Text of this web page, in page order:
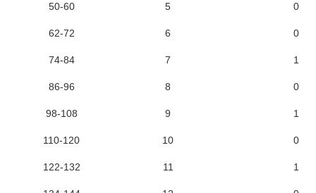
50-60 5 0
62-72 6 0
74-84 7 1
86-96 8 0
98-108 9 1
110-120 10 0
122-132 11 1